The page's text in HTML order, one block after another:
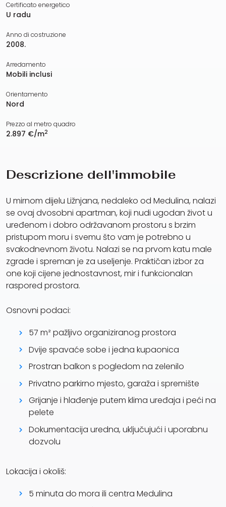
Certificato energetico
U radu
Anno di costruzione
2008.
Arredamento
Mobili inclusi
Orientamento
Nord
Prezzo al metro quadro
2.897 €/m2
Descrizione dell'immobile
U mirnom dijelu Ližnjana, nedaleko od Medulina, nalazi
se ovaj dvosobni apartman, koji nudi ugodan život u
uređenom i dobro održavanom prostoru s brzim
pristupom moru i svemu što vam je potrebno u
svakodnevnom životu. Nalazi se na prvom katu male
zgrade i spreman je za useljenje. Praktičan izbor za
one koji cijene jednostavnost, mir i funkcionalan
raspored prostora.
Osnovni podaci:
57 m² pažljivo organiziranog prostora
Dvije spavaće sobe i jedna kupaonica
Prostran balkon s pogledom na zelenilo
Privatno parkirno mjesto, garaža i spremište
Grijanje i hlađenje putem klima uređaja i peći na
pelete
Dokumentacija uredna, uključujući i uporabnu
dozvolu
Lokacija i okoliš:
5 minuta do mora ili centra Medulina